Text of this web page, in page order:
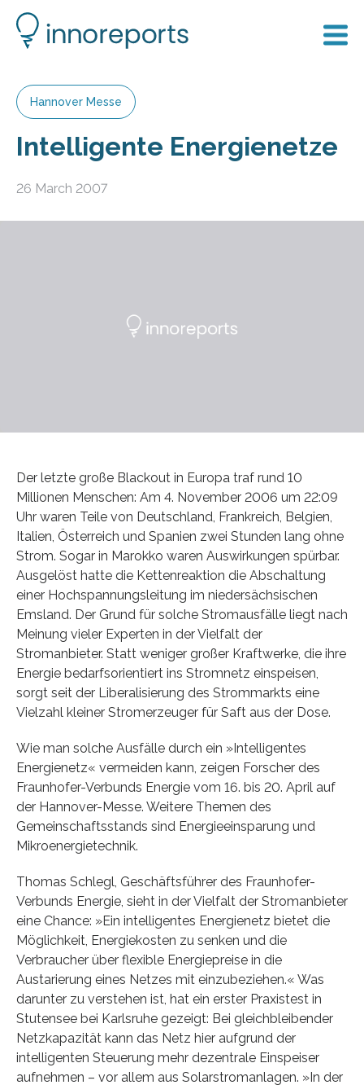
Hannover Messe
Intelligente Energienetze
26 March 2007
Der letzte große Blackout in Europa traf rund 10
Millionen Menschen: Am 4. November 2006 um 22:09
Uhr waren Teile von Deutschland, Frankreich, Belgien,
Italien, Österreich und Spanien zwei Stunden lang ohne
Strom. Sogar in Marokko waren Auswirkungen spürbar.
Ausgelöst hatte die Kettenreaktion die Abschaltung
einer Hochspannungsleitung im niedersächsischen
Emsland. Der Grund für solche Stromausfälle liegt nach
Meinung vieler Experten in der Vielfalt der
Stromanbieter. Statt weniger großer Kraftwerke, die ihre
Energie bedarfsorientiert ins Stromnetz einspeisen,
sorgt seit der Liberalisierung des Strommarkts eine
Vielzahl kleiner Stromerzeuger für Saft aus der Dose.
Wie man solche Ausfälle durch ein »Intelligentes
Energienetz« vermeiden kann, zeigen Forscher des
Fraunhofer-Verbunds Energie vom 16. bis 20. April auf
der Hannover-Messe. Weitere Themen des
Gemeinschaftsstands sind Energieeinsparung und
Mikroenergietechnik.
Thomas Schlegl, Geschäftsführer des Fraunhofer-
Verbunds Energie, sieht in der Vielfalt der Stromanbieter
eine Chance: »Ein intelligentes Energienetz bietet die
Möglichkeit, Energiekosten zu senken und die
Verbraucher über flexible Energiepreise in die
Austarierung eines Netzes mit einzubeziehen.« Was
darunter zu verstehen ist, hat ein erster Praxistest in
Stutensee bei Karlsruhe gezeigt: Bei gleichbleibender
Netzkapazität kann das Netz hier aufgrund der
intelligenten Steuerung mehr dezentrale Einspeiser
aufnehmen – vor allem aus Solarstromanlagen. »In der